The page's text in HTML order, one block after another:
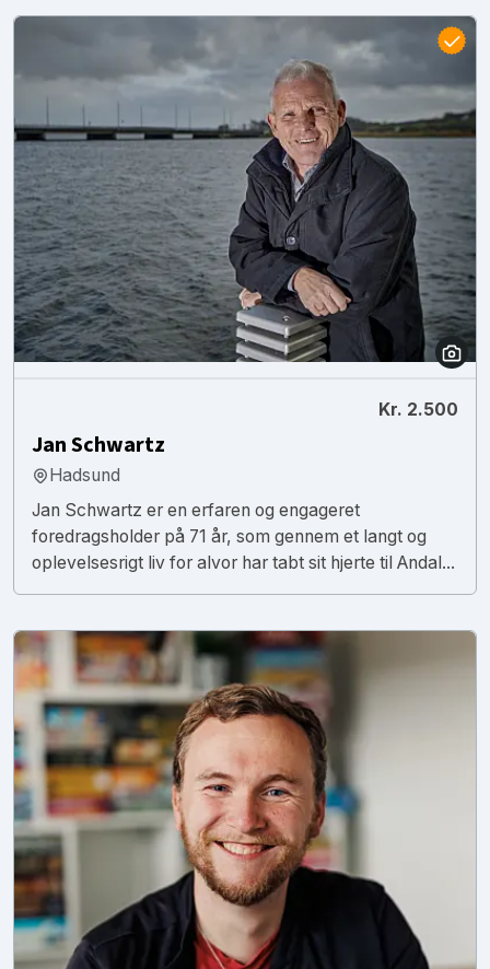
Kr. 2.500
Jan Schwartz
Hadsund
Jan Schwartz er en erfaren og engageret
foredragsholder på 71 år, som gennem et langt og
oplevelsesrigt liv for alvor har tabt sit hjerte til Andal...